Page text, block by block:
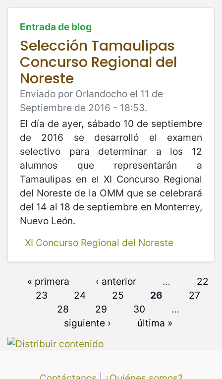
Entrada de blog
Selección Tamaulipas
Concurso Regional del
Noreste
Enviado por Orlandocho el 11 de
Septiembre de 2016 - 18:53.
El día de ayer, sábado 10 de septiembre
de 2016 se desarrolló el examen
selectivo para determinar a los 12
alumnos que representarán a
Tamaulipas en el XI Concurso Regional
del Noreste de la OMM que se celebrará
del 14 al 18 de septiembre en Monterrey,
Nuevo León.
XI Concurso Regional del Noreste
« primera ‹ anterior …
22
23
24 25 26
27
28
29 30
…
siguiente ›
última »